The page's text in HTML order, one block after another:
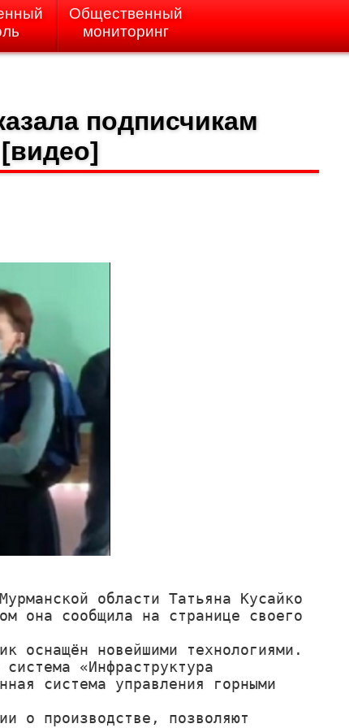
Общественный
мониторинг
подписчикам
области Татьяна Кусайко
она сообщила на странице своего
оснащён новейшими технологиями.
«Инфраструктура
система управления горными
о производстве, позволяют